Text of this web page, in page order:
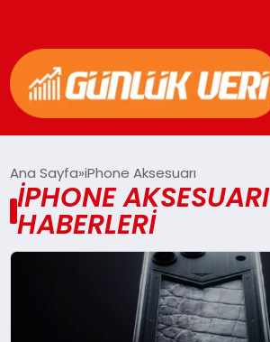
GÜNDEM
YAŞAM
Ana Sayfa iPhone Aksesuarı
IPHONE AKSESUARI
HABERLERI